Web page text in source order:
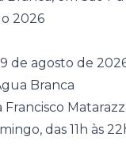
2026
de agosto de
Branca
Francisco
das 11h às